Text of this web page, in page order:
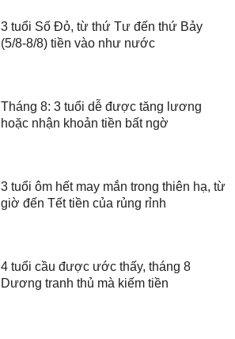
3 tuổi Số Đỏ, từ thứ Tư đến thứ Bảy
(5/8-8/8) tiền vào như nước
Tháng 8: 3 tuổi dễ được tăng lương
hoặc nhận khoản tiền bất ngờ
3 tuổi ôm hết may mắn trong thiên hạ, từ
giờ đến Tết tiền của rủng rỉnh
4 tuổi cầu được ước thấy, tháng 8
Dương tranh thủ mà kiếm tiền